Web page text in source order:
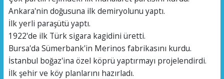
Ankara'nin doğusuna ilk demiryolunu yaptı.
İlk yerli paraşütü yaptı.
1922'de ilk Türk sigara kagidini üretti.
Bursa'da Sümerbank'in Merinos fabrikasını kurdu.
İstanbul boğaz'ina özel köprü yaptırmayı projelendirdi.
İlk şehir ve köy planlarını hazırladı.